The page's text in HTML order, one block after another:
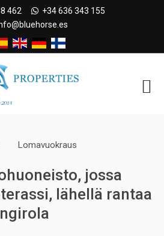
462
+34 636 343 155
Lomavuokraus
jossa
lähellä rantaa